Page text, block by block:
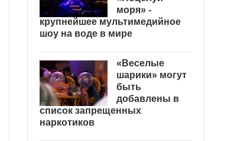
моря» -
крупнейшее мультимедийное
шоу на воде в мире
«Веселые
шарики» могут
быть
добавлены в
список запрещенных
наркотиков